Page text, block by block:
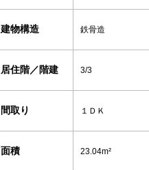
建物構造 鉄骨造
居住階／階建 3/3
間取り １ＤＫ
面積 23.04m²